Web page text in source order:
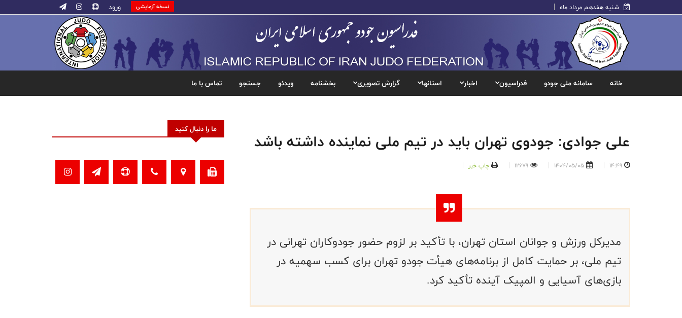
شنبه هفدهم مرداد ماه نسخه آزمایشی ورود
خانه سامانه ملی جودو فدراسیون اخبار استانها گزارش تصویری بخشنامه ویدئو جستجو تماس با ما
علی جوادی: جودوی تهران باید در تیم ملی نماینده داشته باشد
14:49
1404/05/05
12679 چاپ خبر
مدیرکل ورزش و جوانان استان تهران، با تأکید بر لزوم حضور جودوکاران تهرانی در
تیم ملی، بر حمایت کامل از برنامه‌های هیأت جودو تهران برای کسب سهمیه در
بازی‌های آسیایی و المپیک آینده تأکید کرد.
ما را دنبال کنید